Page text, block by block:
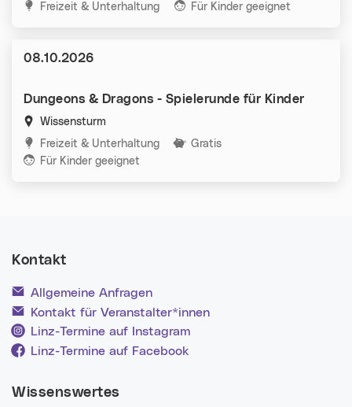
Kategorien:
Freizeit & Unterhaltung Für Kinder geeignet
Dungeons & Dragons - Spielerunde für Kinder
Wissensturm
Kategorien:
Freizeit & Unterhaltung
Gratis
Für Kinder geeignet
Datum:
08.10.2026
Kontakt
Allgemeine Anfragen
Kontakt für Veranstalter*innen
Linz-Termine auf Instagram
Linz-Termine auf Facebook
Wissenswertes